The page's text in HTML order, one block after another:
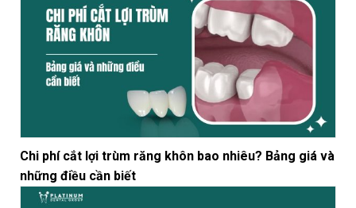
Chi phí cắt lợi trùm răng khôn bao nhiêu? Bảng giá và
những điều cần biết